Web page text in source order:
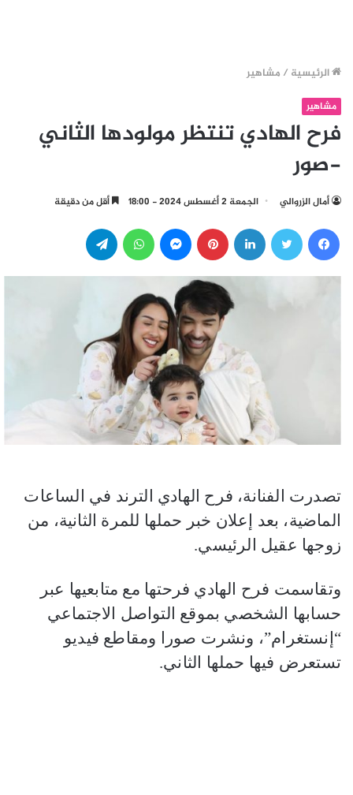
الرئيسية / مشاهير
مشاهير
فرح الهادي تنتظر مولودها الثاني
-صور
أمال الزروالي الجمعة 2 أغسطس 2024 - 18:00 أقل من دقيقة
تصدرت الفنانة، فرح الهادي الترند في الساعات
الماضية، بعد إعلان خبر حملها للمرة الثانية، من
زوجها عقيل الرئيسي.
وتقاسمت فرح الهادي فرحتها مع متابعيها عبر
حسابها الشخصي بموقع التواصل الاجتماعي
“إنستغرام”، ونشرت صورا ومقاطع فيديو
تستعرض فيها حملها الثاني.